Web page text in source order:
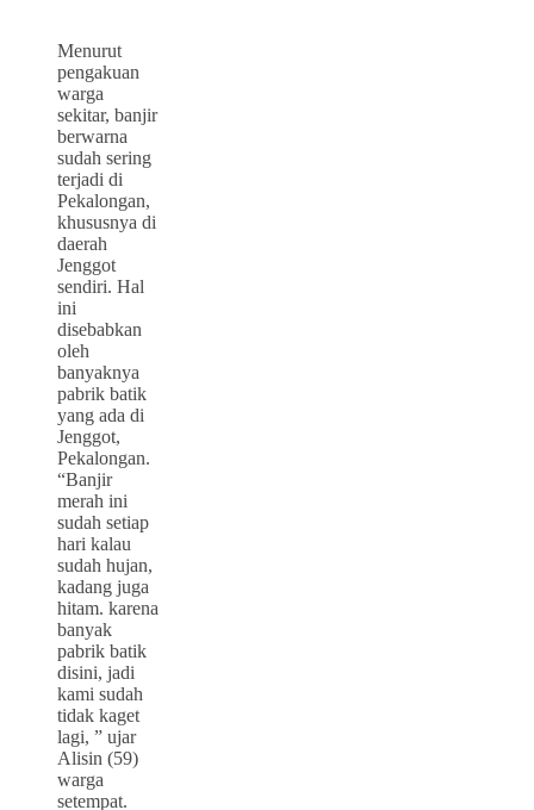
Menurut
pengakuan
warga
sekitar, banjir
berwarna
sudah sering
terjadi di
Pekalongan,
khususnya di
daerah
Jenggot
sendiri. Hal
ini
disebabkan
oleh
banyaknya
pabrik batik
yang ada di
Jenggot,
Pekalongan.
“Banjir
merah ini
sudah setiap
hari kalau
sudah hujan,
kadang juga
hitam. karena
banyak
pabrik batik
disini, jadi
kami sudah
tidak kaget
lagi, ” ujar
Alisin (59)
warga
setempat.